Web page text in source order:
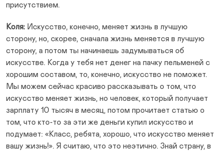
присутствием.
Коля: Искусство, конечно, меняет жизнь в лучшую
сторону, но, скорее, сначала жизнь меняется в лучшую
сторону, а потом ты начинаешь задумываться об
искусстве. Когда у тебя нет денег на пачку пельменей с
хорошим составом, то, конечно, искусство не поможет.
Мы можем сейчас красиво рассказывать о том, что
искусство меняет жизнь, но человек, который получает
зарплату 10 тысяч в месяц, потом прочитает статью о
том, что кто-то за эти же деньги купил искусство и
подумает: «Класс, ребята, хорошо, что искусство меняет
вашу жизнь!». Я считаю, что это неэтично. Знай страну, в